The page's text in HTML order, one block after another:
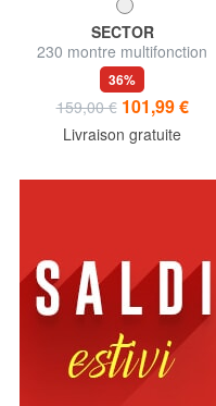
SECTOR
230 montre multifonction
36%
159,00 € 101,99 €
Livraison gratuite